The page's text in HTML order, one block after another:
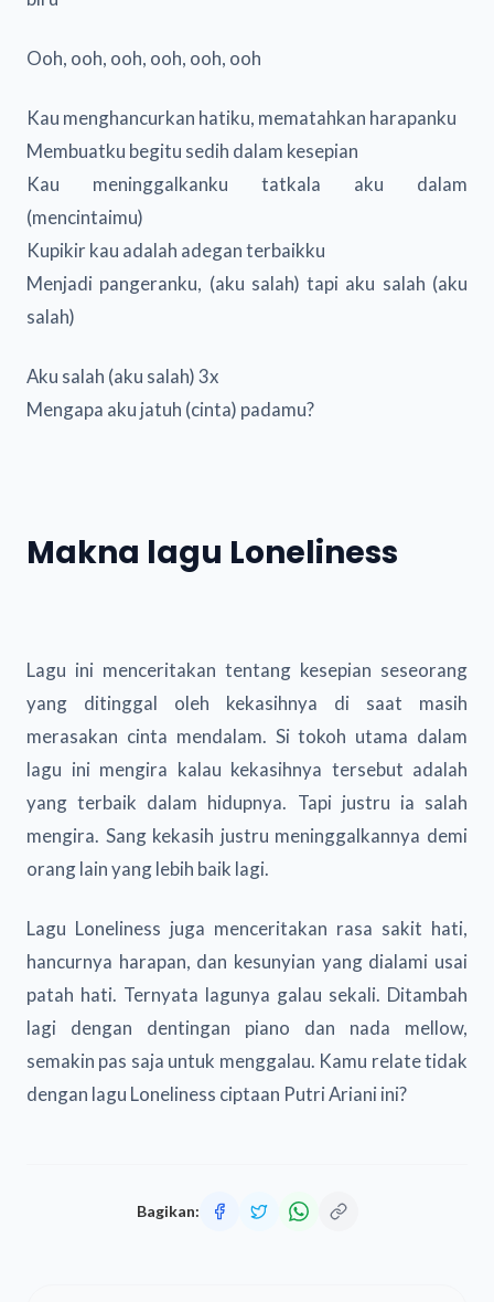
Ooh, ooh, ooh, ooh, ooh, ooh
Kau menghancurkan hatiku, mematahkan harapanku
Membuatku begitu sedih dalam kesepian
Kau meninggalkanku tatkala aku dalam
(mencintaimu)
Kupikir kau adalah adegan terbaikku
Menjadi pangeranku, (aku salah) tapi aku salah (aku
salah)
Aku salah (aku salah) 3x
Mengapa aku jatuh (cinta) padamu?
Makna lagu Loneliness
Lagu ini menceritakan tentang kesepian seseorang
yang ditinggal oleh kekasihnya di saat masih
merasakan cinta mendalam. Si tokoh utama dalam
lagu ini mengira kalau kekasihnya tersebut adalah
yang terbaik dalam hidupnya. Tapi justru ia salah
mengira. Sang kekasih justru meninggalkannya demi
orang lain yang lebih baik lagi.
Lagu Loneliness juga menceritakan rasa sakit hati,
hancurnya harapan, dan kesunyian yang dialami usai
patah hati. Ternyata lagunya galau sekali. Ditambah
lagi dengan dentingan piano dan nada mellow,
semakin pas saja untuk menggalau. Kamu relate tidak
dengan lagu Loneliness ciptaan Putri Ariani ini?
Bagikan: